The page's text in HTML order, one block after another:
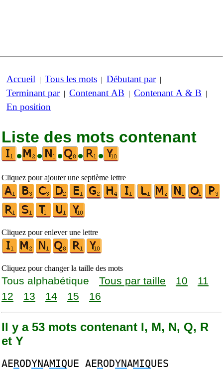
Accueil | Tous les mots | Débutant par|
Terminant par| Contenant AB | Contenant A & B |
En position
Liste des mots contenant
•
• • • •
Cliquez pour ajouter une septième lettre
Cliquez pour enlever une lettre
Cliquez pour changer la taille des mots
Tous alphabétique Tous par taille 10
11
12
13 14 15 16
Il y a 53 mots contenant I, M, N, Q, R
et Y
AERODYNAMIQUE AERODYNAMIQUES